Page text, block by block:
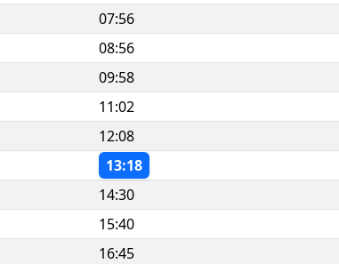
07:56
08:56
09:58
11:02
12:08
13:18
14:30
15:40
16:45